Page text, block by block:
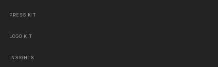
PRESS KIT
LOGO KIT
INSIGHTS